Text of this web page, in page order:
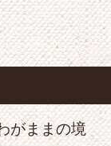
がままの境